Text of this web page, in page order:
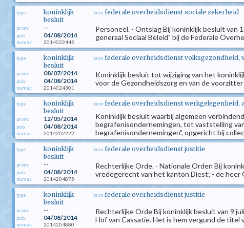
type
koninklijk
besluit
prom. --
pub. 04/08/2014
numac 2014022442
bron federale overheidsdienst sociale zekerheid
Personeel. - Ontslag Bij koninklijk besluit van
generaal Sociaal Beleid" bij de Federale
type
koninklijk
besluit
prom. 08/07/2014
pub. 04/08/2014
numac 2014024301
bron federale overheidsdienst volksgezondheid,
Koninklijk besluit tot wijziging van het
voor de Gezondheidszorg en van de
type
koninklijk
besluit
prom. 12/05/2014
pub. 04/08/2014
numac 2014202222
bron federale overheidsdienst werkgelegenheid,
Koninklijk besluit waarbij algemeen
begrafenisondernemingen, tot vaststelling
begrafenisondernemingen", opgericht bij
type
koninklijk
besluit
prom. --
pub. 04/08/2014
numac 2014204875
bron federale overheidsdienst justitie
Rechterlijke Orde. - Nationale Orden Bij
vredegerecht van het kanton Diest; - de heer
type
koninklijk
besluit
prom. --
pub. 04/08/2014
numac 2014204880
bron federale overheidsdienst justitie
Rechterlijke Orde Bij koninklijk besluit van 9
Hof van Cassatie. Het is hem vergund de titel